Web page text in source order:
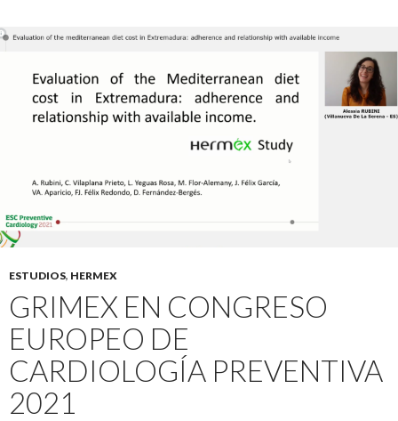
ESTUDIOS, HERMEX
GRIMEX EN CONGRESO
EUROPEO DE
CARDIOLOGÍA PREVENTIVA
2021